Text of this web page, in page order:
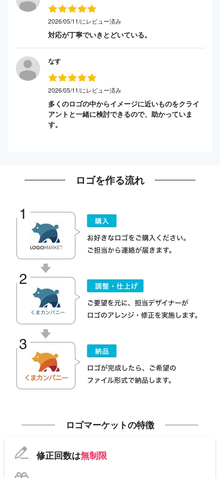
2026/05/11/にレビュー済み
対応が丁寧でいきとどいている。
なす
2026/05/11/にレビュー済み
多くのロゴの中からイメージに近いものをクライ
アントと一緒に検討できるので、助かっていま
す。
ロゴを作る流れ
ロゴマーケットの特徴
修正回数は無制限